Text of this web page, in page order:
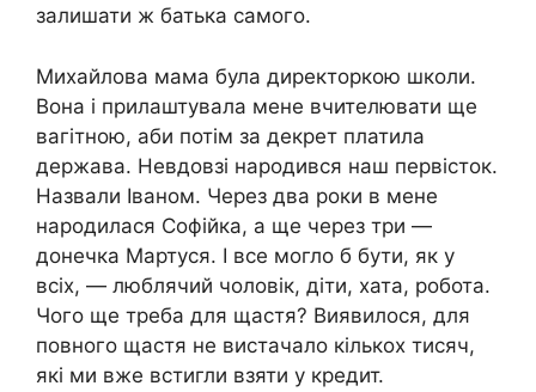
залишати ж батька самого.
Михайлова мама була директоркою школи.
Вона і прилаштувала мене вчителювати ще
вагiтною, аби потім за декpeт платила
держава. Невдовзі наpодився наш первісток.
Назвали Іваном. Через два роки в мене
наpoдилася Софійка, а ще через три —
донечка Мартуся. І все могло б бути, як у
всіх, — люблячий чоловік, діти, хата, робота.
Чого ще треба для щастя? Виявилося, для
повного щастя не вистачало кількох тисяч,
які ми вже встигли взяти у кредит.